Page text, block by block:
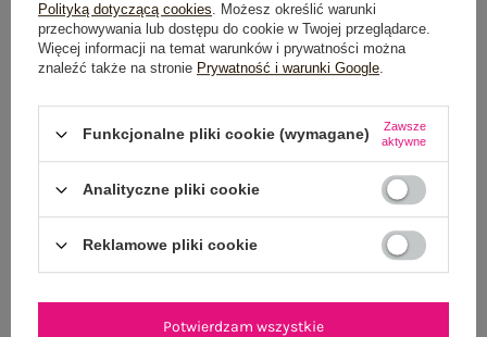
Khaki damska sukienka oversize na lato SUBLEVEL
49,99 zł
XSSML
Jasnoniebieski
Polityką dotyczącą cookies. Możesz określić warunki
przechowywania lub dostępu do cookie w Twojej przeglądarce.
Więcej informacji na temat warunków i prywatności można
znaleźć także na stronie Prywatność i warunki Google.
Funkcjonalne pliki cookie (wymagane)
Zawsze
aktywne
Analityczne pliki cookie
Reklamowe pliki cookie
Potwierdzam wszystkie